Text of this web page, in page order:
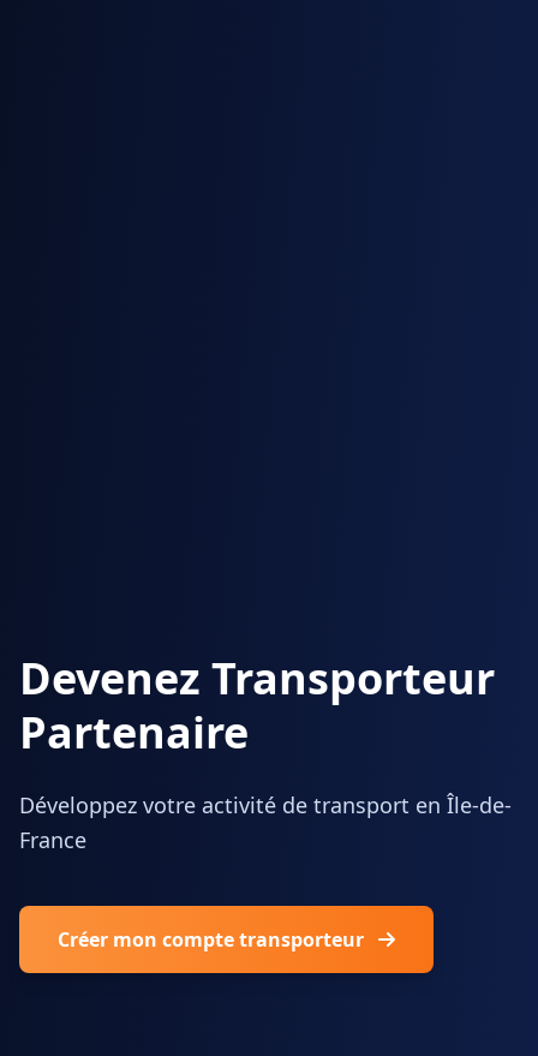
Devenez Transporteur
Partenaire
Développez votre activité de transport en Île-de-
France
Créer mon compte transporteur